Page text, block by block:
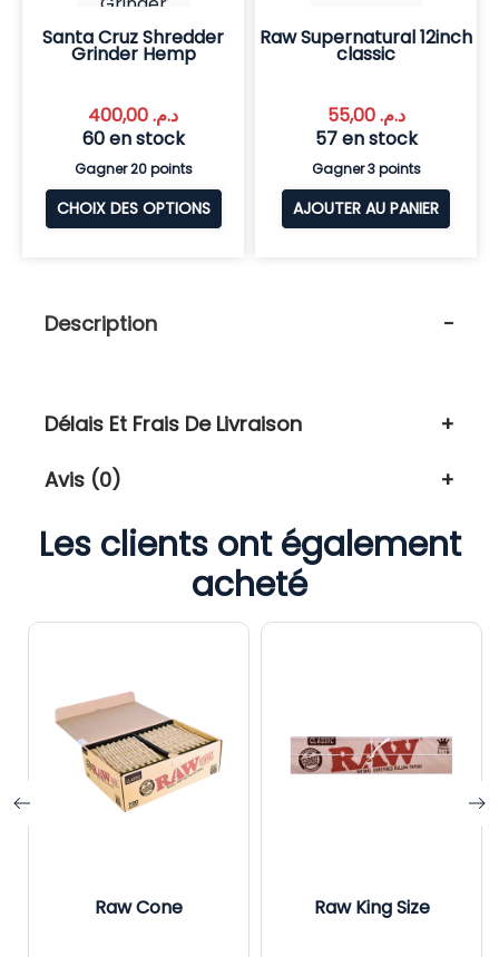
Santa Cruz Shredder
Grinder Hemp
د.م.
60 en stock
Gagner 20 points
CHOIX DES OPTIONS
Raw Supernatural 12inch
classic
د.م.55,00
57 en stock
Gagner 3 points
AJOUTER AU PANIER
Description
Délais Et Frais De Livraison
Avis (0)
Les clients ont également
acheté
Raw Cone Raw King Size